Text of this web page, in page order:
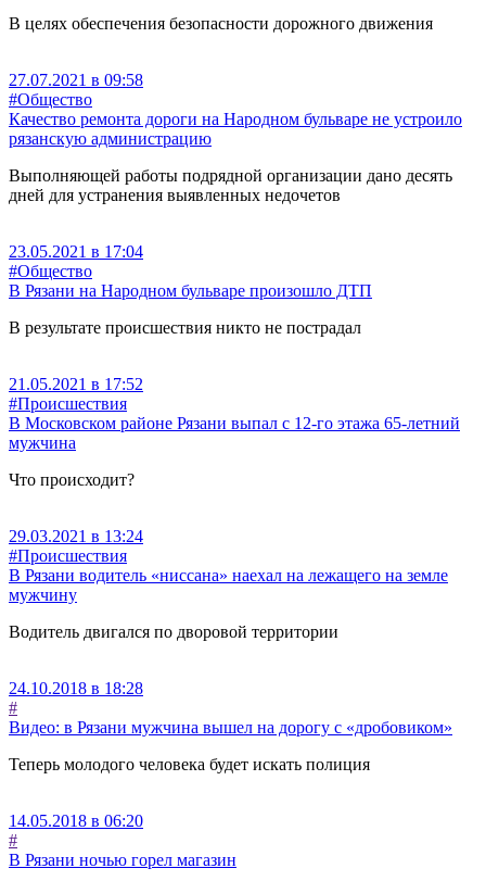
В целях обеспечения безопасности дорожного движения
27.07.2021 в 09:58
#Общество
Качество ремонта дороги на Народном бульваре не устроило
рязанскую администрацию
Выполняющей работы подрядной организации дано десять
дней для устранения выявленных недочетов
23.05.2021 в 17:04
#Общество
В Рязани на Народном бульваре произошло ДТП
В результате происшествия никто не пострадал
21.05.2021 в 17:52
#Происшествия
В Московском районе Рязани выпал с 12-го этажа 65-летний
мужчина
Что происходит?
29.03.2021 в 13:24
#Происшествия
В Рязани водитель «ниссана» наехал на лежащего на земле
мужчину
Водитель двигался по дворовой территории
24.10.2018 в 18:28
#
Видео: в Рязани мужчина вышел на дорогу с «дробовиком»
Теперь молодого человека будет искать полиция
14.05.2018 в 06:20
#
В Рязани ночью горел магазин